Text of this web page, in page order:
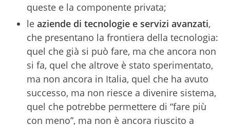
queste e la componente privata;
le aziende di tecnologie e servizi avanzati,
che presentano la frontiera della tecnologia:
quel che già si può fare, ma che ancora non
si fa, quel che altrove è stato sperimentato,
ma non ancora in Italia, quel che ha avuto
successo, ma non riesce a divenire sistema,
quel che potrebbe permettere di “fare più
con meno”, ma non è ancora riuscito a